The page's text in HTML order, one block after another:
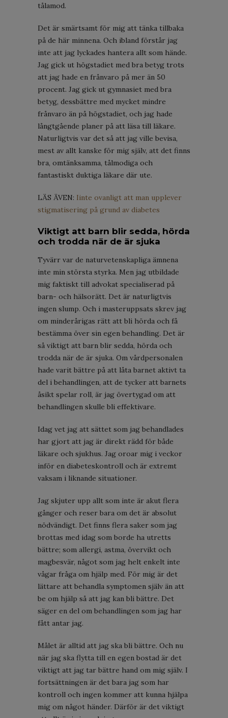
tålamod.
Det är smärtsamt för mig att tänka tillbaka
på de här minnena. Och ibland förstår jag
inte att jag lyckades hantera allt som hände.
Jag gick ut högstadiet med bra betyg trots
att jag hade en frånvaro på mer än 50
procent. Jag gick ut gymnasiet med bra
betyg, dessbättre med mycket mindre
frånvaro än på högstadiet, och jag hade
långtgående planer på att läsa till läkare.
Naturligtvis var det så att jag ville bevisa,
mest av allt kanske för mig själv, att det finns
bra, omtänksamma, tålmodiga och
fantastiskt duktiga läkare där ute.
LÄS ÄVEN: Iinte ovanligt att man upplever
stigmatisering på grund av diabetes
Viktigt att barn blir sedda, hörda
och trodda när de är sjuka
Tyvärr var de naturvetenskapliga ämnena
inte min största styrka. Men jag utbildade
mig faktiskt till advokat specialiserad på
barn- och hälsorätt. Det är naturligtvis
ingen slump. Och i masteruppsats skrev jag
om minderårigas rätt att bli hörda och få
bestämma över sin egen behandling. Det är
så viktigt att barn blir sedda, hörda och
trodda när de är sjuka. Om vårdpersonalen
hade varit bättre på att låta barnet aktivt ta
del i behandlingen, att de tycker att barnets
åsikt spelar roll, är jag övertygad om att
behandlingen skulle bli effektivare.
Idag vet jag att sättet som jag behandlades
har gjort att jag är direkt rädd för både
läkare och sjukhus. Jag oroar mig i veckor
inför en diabeteskontroll och är extremt
vaksam i liknande situationer.
Jag skjuter upp allt som inte är akut flera
gånger och reser bara om det är absolut
nödvändigt. Det finns flera saker som jag
brottas med idag som borde ha utretts
bättre; som allergi, astma, övervikt och
magbesvär, något som jag helt enkelt inte
vågar fråga om hjälp med. För mig är det
lättare att behandla symptomen själv än att
be om hjälp så att jag kan bli bättre. Det
säger en del om behandlingen som jag har
fått antar jag.
Målet är alltid att jag ska bli bättre. Och nu
när jag ska flytta till en egen bostad är det
viktigt att jag tar bättre hand om mig själv. I
fortsättningen är det bara jag som har
kontroll och ingen kommer att kunna hjälpa
mig om något händer. Därför är det viktigt